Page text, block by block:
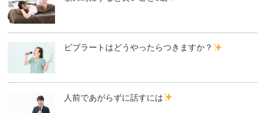
ビブラートはどうやったらつきますか？
人前であがらずに話すには